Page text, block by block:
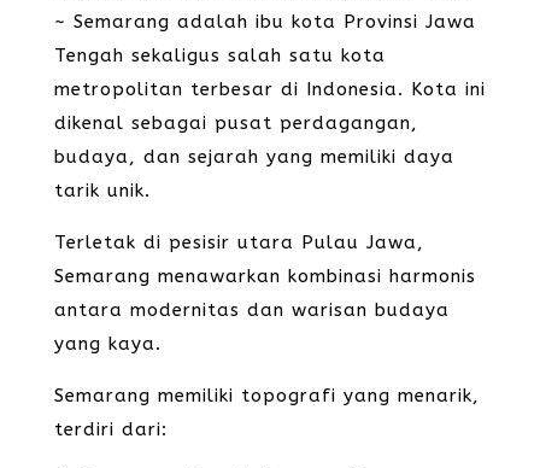
~ Semarang adalah ibu kota Provinsi Jawa
Tengah sekaligus salah satu kota
metropolitan terbesar di Indonesia. Kota ini
dikenal sebagai pusat perdagangan,
budaya, dan sejarah yang memiliki daya
tarik unik.
Terletak di pesisir utara Pulau Jawa,
Semarang menawarkan kombinasi harmonis
antara modernitas dan warisan budaya
yang kaya.
Semarang memiliki topografi yang menarik,
terdiri dari: